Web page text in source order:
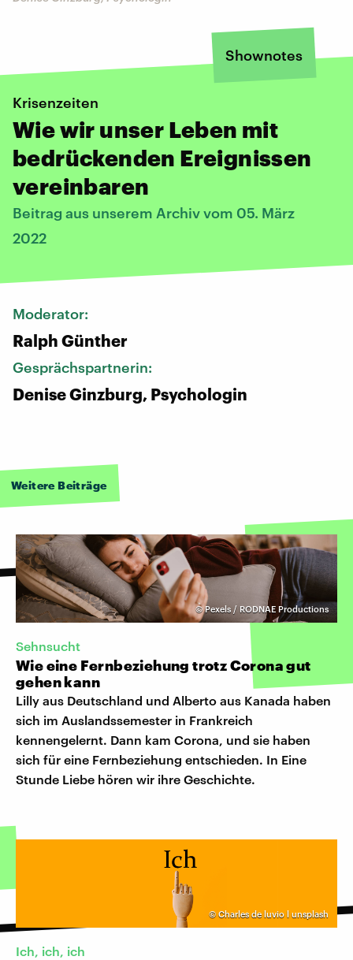
Shownotes
Krisenzeiten
Wie wir unser Leben mit
bedrückenden Ereignissen
vereinbaren
Beitrag aus unserem Archiv vom 05. März
2022
Moderator:
Ralph Günther
Gesprächspartnerin:
Denise Ginzburg, Psychologin
Weitere Beiträge
©Pexels / RODNAE Productions
Sehnsucht
Wie eine Fernbeziehung trotz Corona gut
gehen kann
Lilly aus Deutschland und Alberto aus Kanada haben
sich im Auslandssemester in Frankreich
kennengelernt. Dann kam Corona, und sie haben
sich für eine Fernbeziehung entschieden. In Eine
Stunde Liebe hören wir ihre Geschichte.
© Charles de luvio l unsplash
Ich, ich, ich